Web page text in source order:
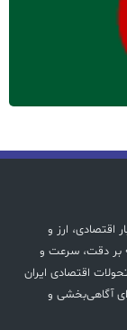
اقتصادی، ارز و
بر دقت، سرعت و
اقتصادی ایران
آگاهی‌بخشی و